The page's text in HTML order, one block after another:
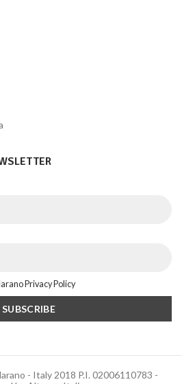
Privacy Policy
- Italy 2018 P.I. 02006110783 -